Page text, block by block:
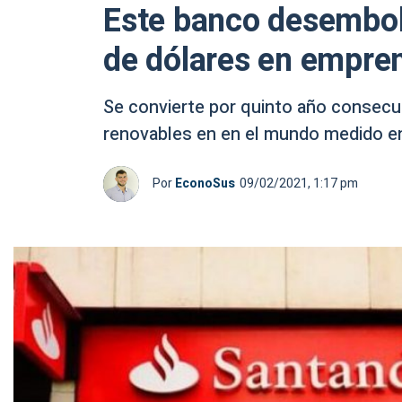
Este banco
de dólares en
Se convierte por quinto año
renovables en en el mundo medido
PorEconoSus 09/02/2021, 1:17 pm